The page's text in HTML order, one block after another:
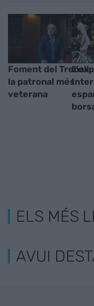
Foment del Treball:
la patronal més
veterana
ELS MÉS
AVUI